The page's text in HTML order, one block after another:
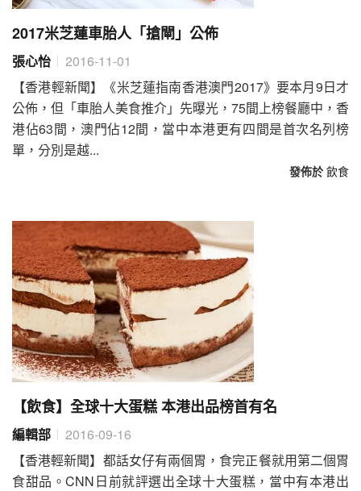
2017米芝蓮車胎人「搶閘」公佈
張心怡
2016-11-01
【香港輕新聞】《米芝蓮指南香港澳門2017》要本月9日才
公佈，但「車胎人美食推介」先曝光，75間上榜餐廳中，香
港佔63間，澳門佔12間，當中本港更有四間是首次名列榜
單，分別是越...
發佈於 飲食
【飲食】全球十大蛋糕 本港出品榜首有名
編輯部
2016-09-16
【香港輕新聞】都話女仔有兩個胃，食完正餐就用第二個胃
食甜品。CNN日前就評選出全球十大蛋糕，當中有本港出